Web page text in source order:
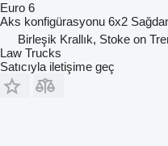
Euro 6
Aks konfigürasyonu 6x2
Birleşik Krallık, Stoke on
Law Trucks
Satıcıyla iletişime geç